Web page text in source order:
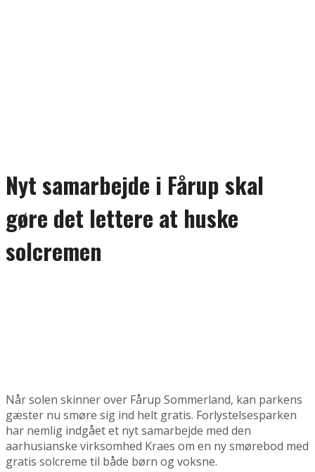
Nyt samarbejde i Fårup skal
gøre det lettere at huske
solcremen
Når solen skinner over Fårup Sommerland, kan parkens
gæster nu smøre sig ind helt gratis. Forlystelsesparken
har nemlig indgået et nyt samarbejde med den
aarhusianske virksomhed Kraes om en ny smørebod med
gratis solcreme til både børn og voksne.